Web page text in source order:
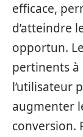
efficace,
d’atteindre
opportun.
pertinents à
l’utilisateur
augmenter
conversion.